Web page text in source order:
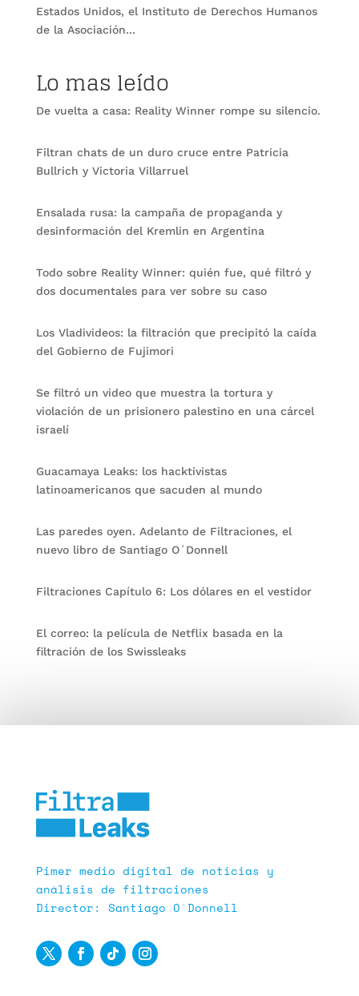
Estados Unidos, el Instituto de Derechos Humanos
de la Asociación...
Lo mas leído
De vuelta a casa: Reality Winner rompe su silencio.
Filtran chats de un duro cruce entre Patricia
Bullrich y Victoria Villarruel
Ensalada rusa: la campaña de propaganda y
desinformación del Kremlin en Argentina
Todo sobre Reality Winner: quién fue, qué filtró y
dos documentales para ver sobre su caso
Los Vladivideos: la filtración que precipitó la caída
del Gobierno de Fujimori
Se filtró un video que muestra la tortura y
violación de un prisionero palestino en una cárcel
israelí
Guacamaya Leaks: los hacktivistas
latinoamericanos que sacuden al mundo
Las paredes oyen. Adelanto de Filtraciones, el
nuevo libro de Santiago O´Donnell
Filtraciones Capítulo 6: Los dólares en el vestidor
El correo: la película de Netflix basada en la
filtración de los Swissleaks
Pimer medio digital de noticias y
análisis de filtraciones
Director: Santiago O´Donnell